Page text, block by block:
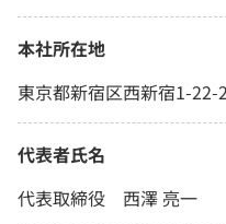
本社所在地
東京都新宿区西新宿1-22-
代表者氏名
代表取締役 西澤 亮一